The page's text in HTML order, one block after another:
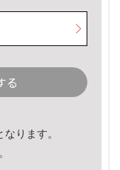
る
ります。